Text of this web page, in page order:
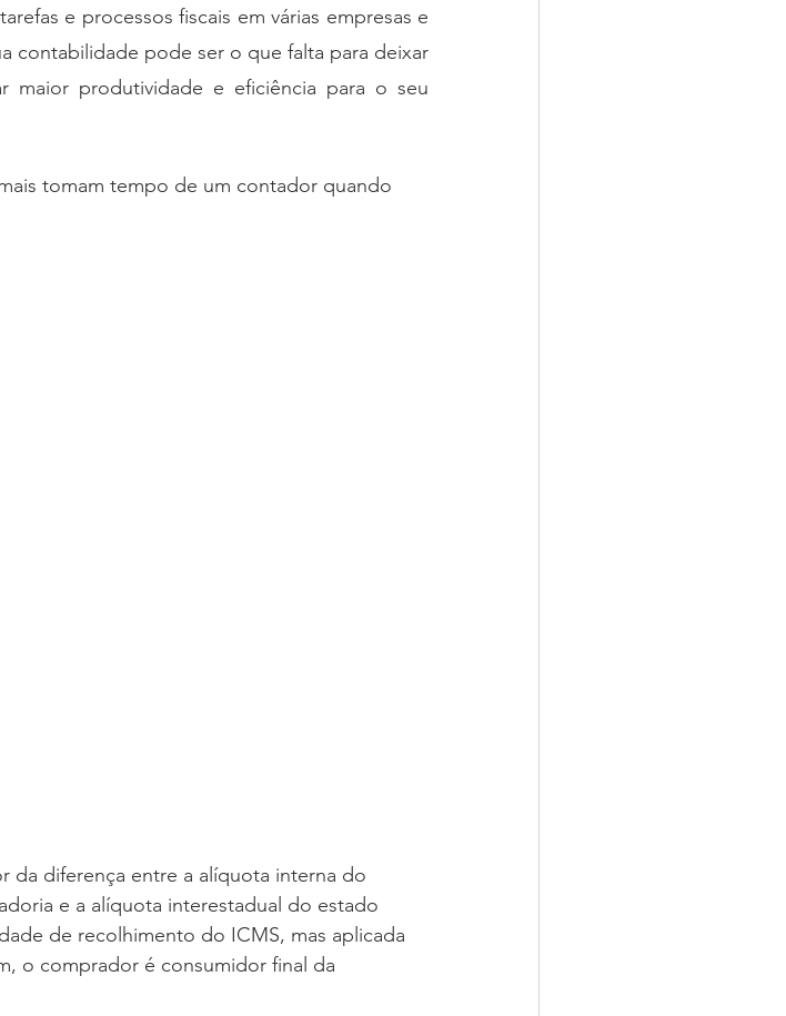
e processos fiscais em várias empresas e
contabilidade pode ser o que falta para deixar
maior produtividade e eficiência para o seu
tomam tempo de um contador quando
da diferença entre a alíquota interna do
e a alíquota interestadual do estado
de recolhimento do ICMS, mas aplicada
o comprador é consumidor final da